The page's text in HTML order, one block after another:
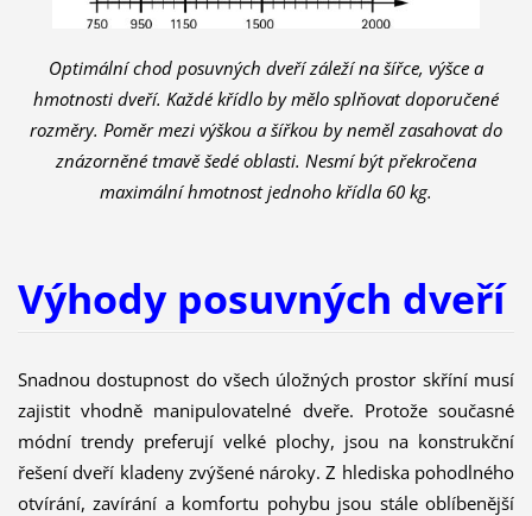
Optimální chod posuvných dveří záleží na šířce, výšce a
hmotnosti dveří. Každé křídlo by mělo splňovat doporučené
rozměry. Poměr mezi výškou a šířkou by neměl zasahovat do
znázorněné tmavě šedé oblasti. Nesmí být překročena
maximální hmotnost jednoho křídla 60 kg.
Výhody posuvných dveří
Snadnou dostupnost do všech úložných prostor skříní musí
zajistit vhodně manipulovatelné dveře. Protože současné
módní trendy preferují velké plochy, jsou na konstrukční
řešení dveří kladeny zvýšené nároky. Z hlediska pohodlného
otvírání, zavírání a komfortu pohybu jsou stále oblíbenější